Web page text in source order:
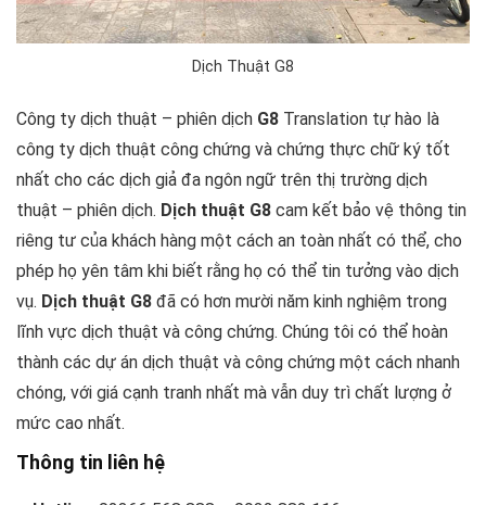
Dịch Thuật G8
Công ty dịch thuật – phiên dịch G8 Translation tự hào là
công ty dịch thuật công chứng và chứng thực chữ ký tốt
nhất cho các dịch giả đa ngôn ngữ trên thị trường dịch
thuật – phiên dịch. Dịch thuật G8 cam kết bảo vệ thông tin
riêng tư của khách hàng một cách an toàn nhất có thể, cho
phép họ yên tâm khi biết rằng họ có thể tin tưởng vào dịch
vụ. Dịch thuật G8 đã có hơn mười năm kinh nghiệm trong
lĩnh vực dịch thuật và công chứng. Chúng tôi có thể hoàn
thành các dự án dịch thuật và công chứng một cách nhanh
chóng, với giá cạnh tranh nhất mà vẫn duy trì chất lượng ở
mức cao nhất.
Thông tin liên hệ